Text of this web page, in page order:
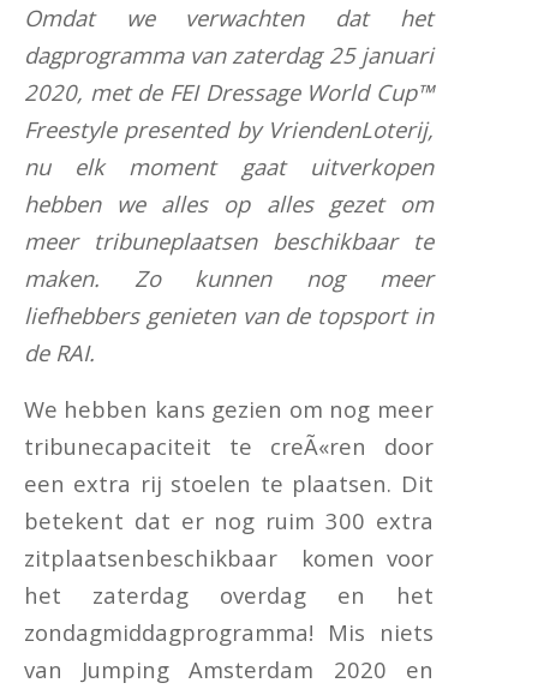
Omdat we verwachten dat het
dagprogramma van zaterdag 25 januari
2020, met de FEI Dressage World Cup™
Freestyle presented by VriendenLoterij,
nu elk moment gaat uitverkopen
hebben we alles op alles gezet om
meer tribuneplaatsen beschikbaar te
maken. Zo kunnen nog meer
liefhebbers genieten van de topsport in
de RAI.
We hebben kans gezien om nog meer
tribunecapaciteit te creÃ«ren door
een extra rij stoelen te plaatsen. Dit
betekent dat er nog ruim 300 extra
zitplaatsenbeschikbaar komen voor
het zaterdag overdag en het
zondagmiddagprogramma! Mis niets
van Jumping Amsterdam 2020 en